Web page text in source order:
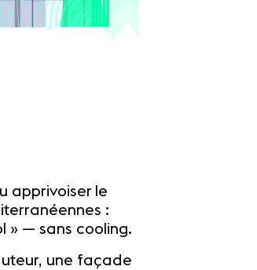
apprivoiser le
:
» — sans cooling.
une façade